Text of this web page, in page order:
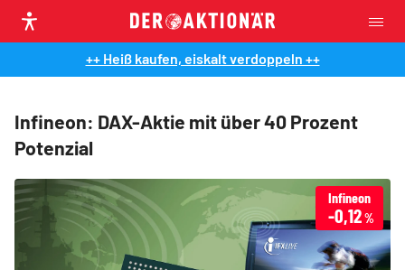
++ Heiß kaufen, eiskalt verdoppeln ++
Infineon: DAX-Aktie mit über 40 Prozent
Potenzial
Infineon
-0,12%